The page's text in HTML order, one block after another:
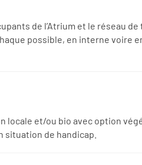
de l’Atrium et le réseau
possible, en interne voire
et/ou bio avec option
situation de handicap.